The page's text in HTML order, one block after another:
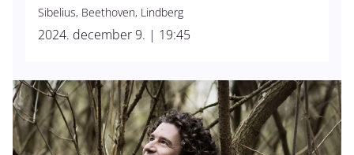
Sibelius, Beethoven, Lindberg
2024. december 9. | 19:45